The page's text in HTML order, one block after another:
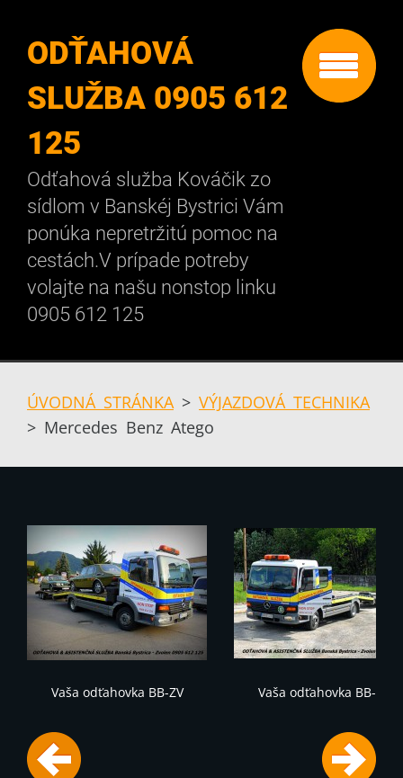
ODŤAHOVÁ
SLUŽBA 0905 612
125
Odťahová služba Kováčik zo
sídlom v Banskéj Bystrici Vám
ponúka nepretržitú pomoc na
cestách.V prípade potreby
volajte na našu nonstop linku
0905 612 125
ÚVODNÁ STRÁNKA > VÝJAZDOVÁ TECHNIKA
> Mercedes Benz Atego
Vaša odťahovka BB-ZV Vaša odťahovka BB-ZV